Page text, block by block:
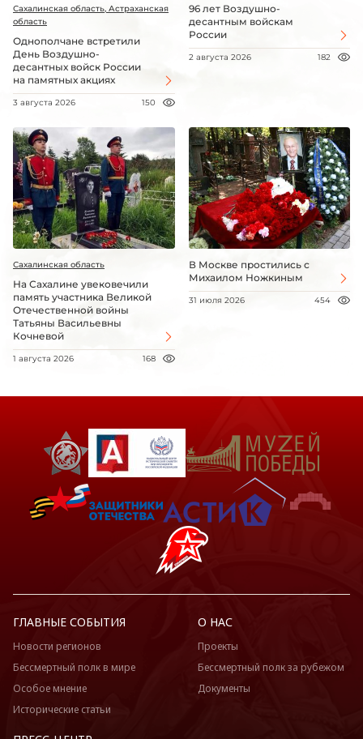
Сахалинская область, Астраханская
область
Однополчане встретили
День Воздушно-
десантных войск России
на памятных акциях
3 августа 2026 150
96 лет Воздушно-
десантным войскам
России
2 августа 2026 182
Сахалинская область
На Сахалине увековечили
память участника Великой
Отечественной войны
Татьяны Васильевны
Кочневой
1 августа 2026 168
В Москве простились с
Михаилом Ножкиным
31 июля 2026 454
ГЛАВНЫЕ СОБЫТИЯ
Новости регионов
Бессмертный полк в мире
Особое мнение
Исторические статьи
О НАС
Проекты
Бессмертный полк за рубежом
Документы